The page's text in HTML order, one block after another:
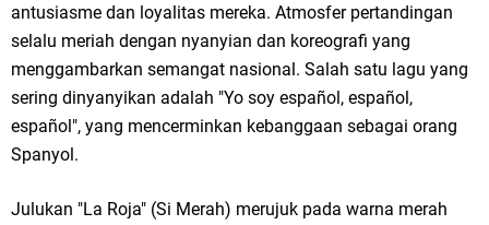
antusiasme dan loyalitas mereka. Atmosfer pertandingan
selalu meriah dengan nyanyian dan koreografi yang
menggambarkan semangat nasional. Salah satu lagu yang
sering dinyanyikan adalah "Yo soy español, español,
español", yang mencerminkan kebanggaan sebagai orang
Spanyol.
Julukan "La Roja" (Si Merah) merujuk pada warna merah